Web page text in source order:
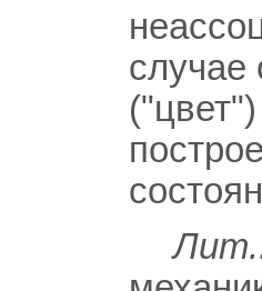
случае